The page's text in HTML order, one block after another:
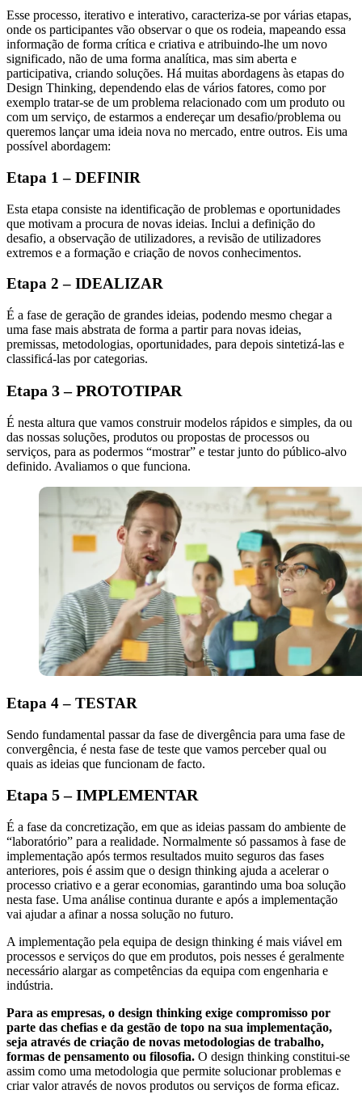
Esse processo, iterativo e interativo, caracteriza-se por várias etapas,
onde os participantes vão observar o que os rodeia, mapeando essa
informação de forma crítica e criativa e atribuindo-lhe um novo
significado, não de uma forma analítica, mas sim aberta e
participativa, criando soluções. Há muitas abordagens às etapas do
Design Thinking, dependendo elas de vários fatores, como por
exemplo tratar-se de um problema relacionado com um produto ou
com um serviço, de estarmos a endereçar um desafio/problema ou
queremos lançar uma ideia nova no mercado, entre outros. Eis uma
possível abordagem:
Etapa 1 – DEFINIR
Esta etapa consiste na identificação de problemas e oportunidades
que motivam a procura de novas ideias. Inclui a definição do
desafio, a observação de utilizadores, a revisão de utilizadores
extremos e a formação e criação de novos conhecimentos.
Etapa 2 – IDEALIZAR
É a fase de geração de grandes ideias, podendo mesmo chegar a
uma fase mais abstrata de forma a partir para novas ideias,
premissas, metodologias, oportunidades, para depois sintetizá-las e
classificá-las por categorias.
Etapa 3 – PROTOTIPAR
É nesta altura que vamos construir modelos rápidos e simples, da ou
das nossas soluções, produtos ou propostas de processos ou
serviços, para as podermos “mostrar” e testar junto do público-alvo
definido. Avaliamos o que funciona.
Etapa 4 – TESTAR
Sendo fundamental passar da fase de divergência para uma fase de
convergência, é nesta fase de teste que vamos perceber qual ou
quais as ideias que funcionam de facto.
Etapa 5 – IMPLEMENTAR
É a fase da concretização, em que as ideias passam do ambiente de
“laboratório” para a realidade. Normalmente só passamos à fase de
implementação após termos resultados muito seguros das fases
anteriores, pois é assim que o design thinking ajuda a acelerar o
processo criativo e a gerar economias, garantindo uma boa solução
nesta fase. Uma análise continua durante e após a implementação
vai ajudar a afinar a nossa solução no futuro.
A implementação pela equipa de design thinking é mais viável em
processos e serviços do que em produtos, pois nesses é geralmente
necessário alargar as competências da equipa com engenharia e
indústria.
Para as empresas, o design thinking exige compromisso por
parte das chefias e da gestão de topo na sua implementação,
seja através de criação de novas metodologias de trabalho,
formas de pensamento ou filosofia. O design thinking constitui-se
assim como uma metodologia que permite solucionar problemas e
criar valor através de novos produtos ou serviços de forma eficaz.